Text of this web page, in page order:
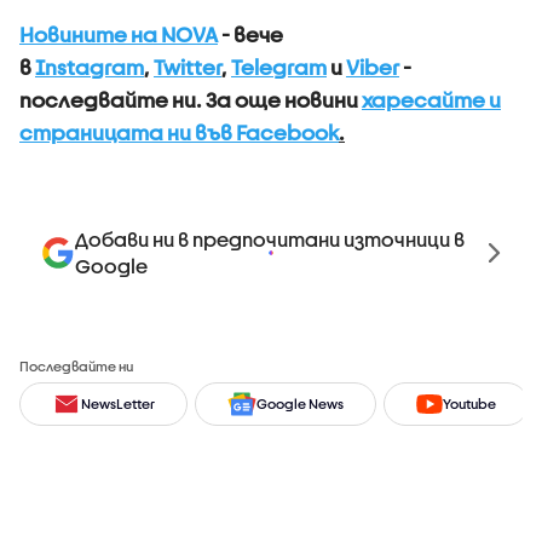
Новините на NOVA- вече
вInstagram, Twitter, Telegram иViber-
последвайте ни.За още новинихаресайте и
страницата ни във Facebook.
Добави ни в предпочитани източници в
Google
Последвайте ни
NewsLetter Google News Youtube